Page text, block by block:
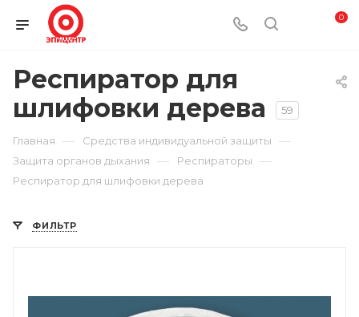
0
Респиратор для
шлифовки дерева
59
Главная — Средства индивидуальной защиты —
Защита органов дыхания — Респираторы —
Респиратор для шлифовки дерева
ФИЛЬТР